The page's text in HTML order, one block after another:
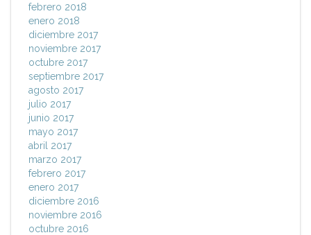
febrero 2018
enero 2018
diciembre 2017
noviembre 2017
octubre 2017
septiembre 2017
agosto 2017
julio 2017
junio 2017
mayo 2017
abril 2017
marzo 2017
febrero 2017
enero 2017
diciembre 2016
noviembre 2016
octubre 2016